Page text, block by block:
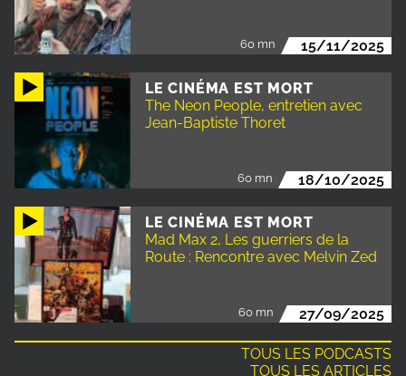
60 mn 15/11/2025
LE CINÉMA EST MORT
The Neon People, entretien avec
Jean-Baptiste Thoret
60 mn 18/10/2025
LE CINÉMA EST MORT
Mad Max 2, Les guerriers de la
Route : Rencontre avec Melvin Zed
60 mn 27/09/2025
TOUS LES PODCASTS
TOUS LES ARTICLES